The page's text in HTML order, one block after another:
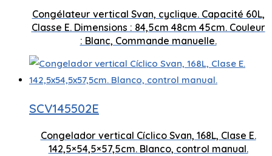
Congélateur vertical Svan, cyclique. Capacité 60L,
Classe E. Dimensions : 84,5cm 48cm 45cm. Couleur
: Blanc, Commande manuelle.
Contrôle manuel 845 x 480 x
SCV145502E
Congelador vertical Cíclico Svan, 168L, Clase E.
142,5×54,5×57,5cm. Blanco, control manual.
Contrôle manuel Tiroir de